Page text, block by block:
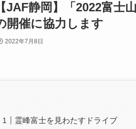
【JAF静岡】「2022富士
開催に協力します
2022年7月8日
霊峰富士を見わたすドライブ